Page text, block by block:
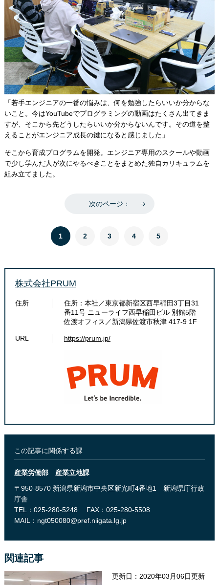
「若手エンジニアの一番の悩みは、何を勉強したらいいか分からな
いこと。今はYouTubeでプログラミングの動画はたくさん出てきま
すが、そこから先どうしたらいいか分からないんです。その道を整
えることがエンジニア成長の鍵になると感じました」
そこから育成プログラムを開発。エンジニア専用のスクールや動画
で少し学んだ人が次にやるべきことをまとめた独自カリキュラムを
組み立てました。
次のページ：
1 2 3 4 5
株式会社PRUM
住所
住所：本社／東京都新宿区西早稲田3丁目31
番11号 ニューライフ西早稲田ビル 別館5階
佐渡オフィス／新潟県佐渡市秋津 417-9 1F
URL https://prum.jp/
この記事に関係する課
産業労働部 産業立地課
〒950-8570 新潟県新潟市中央区新光町4番地1 新潟県庁行政
庁舎
TEL：025-280-5248
FAX：025-280-5508
MAIL： ngt050080@pref.niigata.lg.jp
関連記事
更新日：2020年03月06日更新